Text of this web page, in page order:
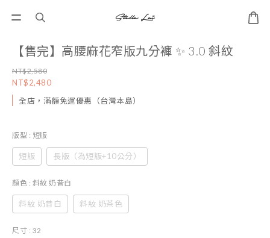
【售完】高腰麻花窄版九分褲 ✨ 3.0 斜紋
NT$2,580
NT$2,480
全店，滿額免運優惠（台灣本島）
版型 : 短版
短版 長版（為短版+10公分）
顏色 : 斜紋 奶昔白
斜紋 奶昔白 斜紋 奶茶色
尺寸 : 32